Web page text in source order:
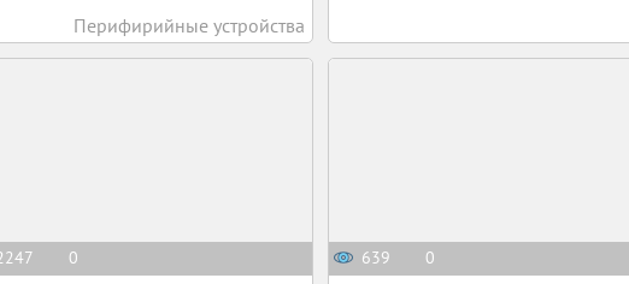
Перифирийные устройства
0 639 0